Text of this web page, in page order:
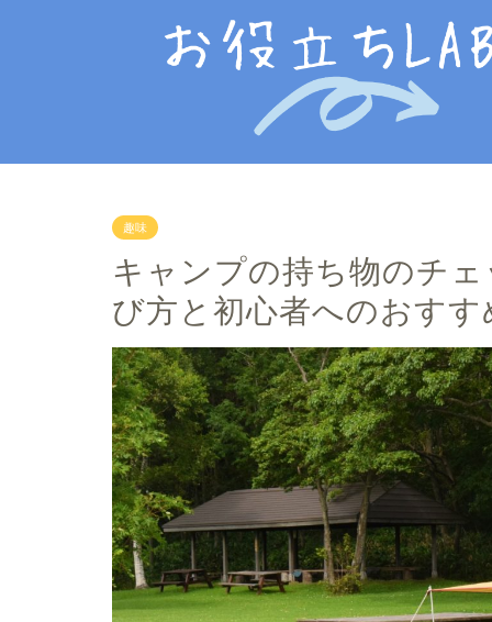
趣味
キャンプの持ち物のチ
び方と初心者へのおすす